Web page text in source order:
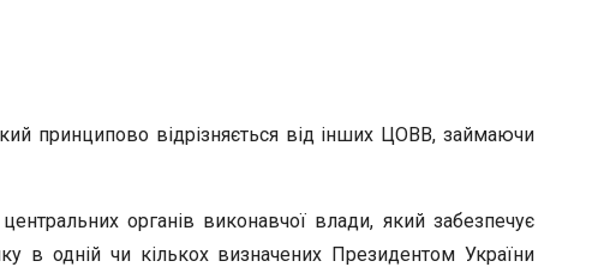
принципово відрізняється від інших ЦОВВ, займаючи
органів виконавчої влади, який забезпечує
в одній чи кількох визначених Президентом України